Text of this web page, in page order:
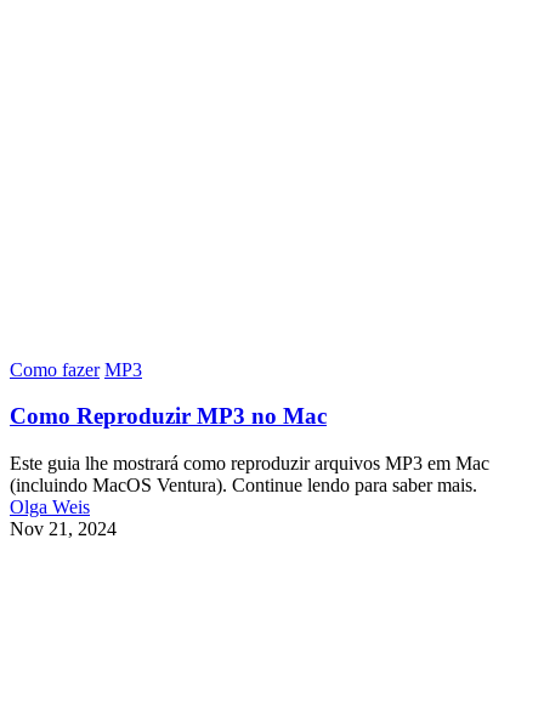
Como fazer MP3
Como Reproduzir MP3 no Mac
Este guia lhe mostrará como reproduzir arquivos MP3 em Mac
(incluindo MacOS Ventura). Continue lendo para saber mais.
Olga Weis
Nov 21, 2024